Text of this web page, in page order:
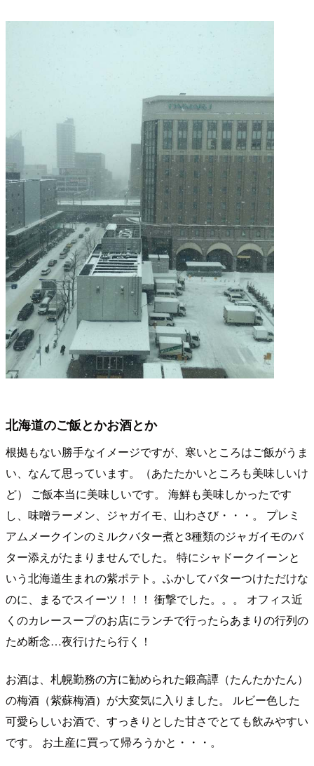
北海道のご飯とかお酒とか
根拠もない勝手なイメージですが、寒いところはご飯がうま
い、なんて思っています。（あたたかいところも美味しいけ
ど） ご飯本当に美味しいです。 海鮮も美味しかったです
し、味噌ラーメン、ジャガイモ、山わさび・・・。 プレミ
アムメークインのミルクバター煮と3種類のジャガイモのバ
ター添えがたまりませんでした。 特にシャドークイーンと
いう北海道生まれの紫ポテト。ふかしてバターつけただけな
のに、まるでスイーツ！！！ 衝撃でした。。。 オフィス近
くのカレースープのお店にランチで行ったらあまりの行列の
ため断念…夜行けたら行く！
お酒は、札幌勤務の方に勧められた鍛高譚（たんたかたん）
の梅酒（紫蘇梅酒）が大変気に入りました。 ルビー色した
可愛らしいお酒で、すっきりとした甘さでとても飲みやすい
です。 お土産に買って帰ろうかと・・・。